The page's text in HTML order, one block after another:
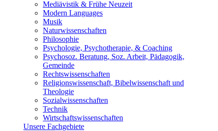
Mediävistik & Frühe Neuzeit
Modern Languages
Musik
Naturwissenschaften
Philosophie
Psychologie, Psychotherapie, & Coaching
Psychosoz. Beratung, Soz. Arbeit, Pädagogik,
Gemeinde
Rechtswissenschaften
Religionswissenschaft, Bibelwissenschaft und
Theologie
Sozialwissenschaften
Technik
Wirtschaftswissenschaften
Unsere Fachgebiete